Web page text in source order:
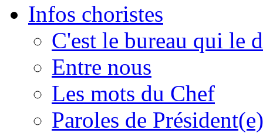
Infos choristes
C'est le bureau qui le
Entre nous
Les mots du Chef
Paroles de Président(e)